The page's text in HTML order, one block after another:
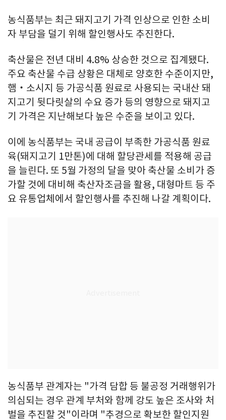
농식품부는 최근 돼지고기 가격 인상으로 인한 소비
자 부담을 덜기 위해 할인행사도 추진한다.
축산물은 전년 대비 4.8% 상승한 것으로 집계됐다.
주요 축산물 수급 상황은 대체로 양호한 수준이지만,
햄‧소시지 등 가공식품 원료로 사용되는 국내산 돼
지고기 뒷다릿살의 수요 증가 등의 영향으로 돼지고
기 가격은 지난해보다 높은 수준을 보이고 있다.
이에 농식품부는 국내 공급이 부족한 가공식품 원료
육(돼지고기 1만톤)에 대해 할당관세를 적용해 공급
을 늘린다. 또 5월 가정의 달을 맞아 축산물 소비가 증
가할 것에 대비해 축산자조금을 활용, 대형마트 등 주
요 유통업체에서 할인행사를 추진해 나갈 계획이다.
농식품부 관계자는 "가격 담합 등 불공정 거래행위가
의심되는 경우 관계 부처와 함께 강도 높은 조사와 처
벌을 추진할 것"이라며 "추경으로 확보한 할인지원